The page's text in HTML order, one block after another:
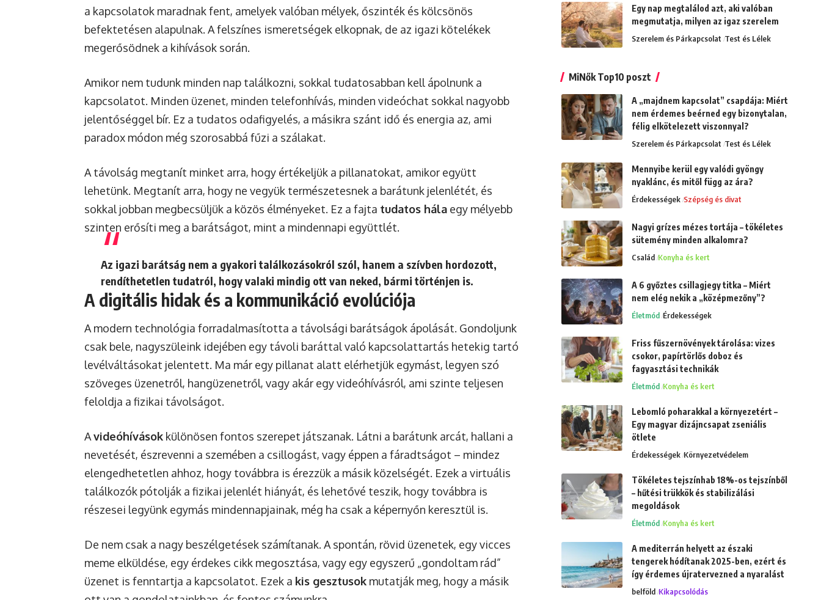
a kapcsolatok maradnak fent, amelyek valóban mélyek, őszinték és kölcsönös
befektetésen alapulnak. A felszínes ismeretségek elkopnak, de az igazi kötelékek
megerősödnek a kihívások során.
Amikor nem tudunk minden nap találkozni, sokkal tudatosabban kell ápolnunk a
kapcsolatot. Minden üzenet, minden telefonhívás, minden videóchat sokkal nagyobb
jelentőséggel bír. Ez a tudatos odafigyelés, a másikra szánt idő és energia az, ami
paradox módon még szorosabbá fűzi a szálakat.
A távolság megtanít minket arra, hogy értékeljük a pillanatokat, amikor együtt
lehetünk. Megtanít arra, hogy ne vegyük természetesnek a barátunk jelenlétét, és
sokkal jobban megbecsüljük a közös élményeket. Ez a fajta tudatos hála egy mélyebb
szinten erősíti meg a barátságot, mint a mindennapi együttlét.
Az igazi barátság nem a gyakori találkozásokról szól, hanem a szívben hordozott,
rendíthetetlen tudatról, hogy valaki mindig ott van neked, bármi történjen is.
A digitális hidak és a kommunikáció evolúciója
A modern technológia forradalmasította a távolsági barátságok ápolását. Gondoljunk
csak bele, nagyszüleink idejében egy távoli baráttal való kapcsolattartás hetekig tartó
levélváltásokat jelentett. Ma már egy pillanat alatt elérhetjük egymást, legyen szó
szöveges üzenetről, hangüzenetről, vagy akár egy videóhívásról, ami szinte teljesen
feloldja a fizikai távolságot.
Avideóhívások különösen fontos szerepet játszanak. Látni a barátunk arcát, hallani a
nevetését, észrevenni a szemében a csillogást, vagy éppen a fáradtságot – mindez
elengedhetetlen ahhoz, hogy továbbra is érezzük a másik közelségét. Ezek a virtuális
találkozók pótolják a fizikai jelenlét hiányát, és lehetővé teszik, hogy továbbra is
részesei legyünk egymás mindennapjainak, még ha csak a képernyőn keresztül is.
De nem csak a nagy beszélgetések számítanak. A spontán, rövid üzenetek, egy vicces
meme elküldése, egy érdekes cikk megosztása, vagy egy egyszerű „gondoltam rád”
üzenet is fenntartja a kapcsolatot. Ezek a kis gesztusok mutatják meg, hogy a másik
Egy nap megtalálod azt, aki valóban
megmutatja, milyen az igaz szerelem
Szerelem és Párkapcsolat Test és Lélek
MiNők Top10 poszt
A „majdnem kapcsolat” csapdája: Miért
nem érdemes beérned egy bizonytalan,
félig elkötelezett viszonnyal?
Szerelem és Párkapcsolat Test és Lélek
Mennyibe kerül egy valódi gyöngy
nyaklánc, és mitől függ az ára?
Érdekességek Szépség és divat
Nagyi grízes mézes tortája – tökéletes
sütemény minden alkalomra?
Család Konyha és kert
A 6 győztes csillagjegy titka – Miért
nem elég nekik a „középmezőny”?
Életmód Érdekességek
Friss fűszernövények tárolása: vizes
csokor, papírtörlős doboz és
fagyasztási technikák
Életmód Konyha és kert
Lebomló poharakkal a környezetért –
Egy magyar dizájncsapat zseniális
ötlete
Érdekességek Környezetvédelem
Tökéletes tejszínhab 18%-os tejszínből
– hűtési trükkök és stabilizálási
megoldások
Életmód Konyha és kert
A mediterrán helyett az északi
tengerek hódítanak 2025-ben, ezért és
így érdemes újratervezned a nyaralást
belföld Kikapcsolódás